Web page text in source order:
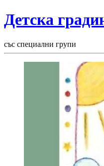
Детска
със специални групи